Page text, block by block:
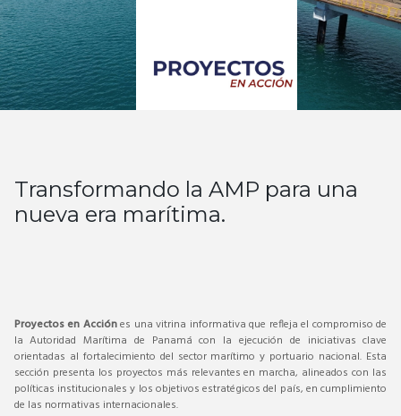
Transformando la AMP para una
nueva era marítima.
Proyectos en Acciónes una vitrina informativa que refleja el compromiso de
la Autoridad Marítima de Panamá con la ejecución de iniciativas clave
orientadas al fortalecimiento del sector marítimo y portuario nacional. Esta
sección presenta los proyectos más relevantes en marcha, alineados con las
políticas institucionales y los objetivos estratégicos del país, en cumplimiento
de las normativas internacionales.